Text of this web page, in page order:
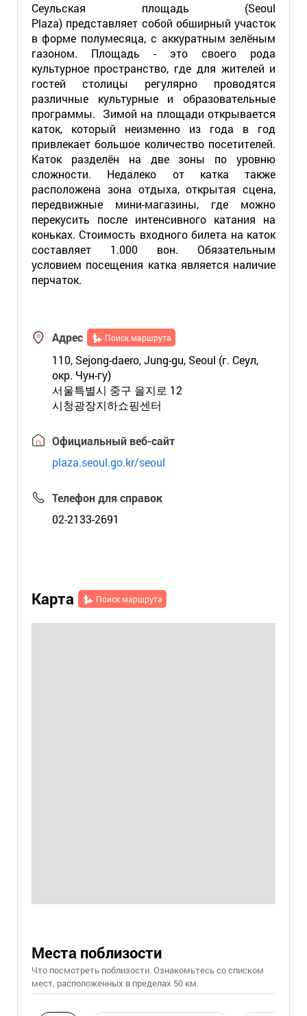
Сеульская площадь (Seoul
Plaza) представляет собой обширный участок
в форме полумесяца, с аккуратным зелёным
газоном. Площадь - это своего рода
культурное пространство, где для жителей и
гостей столицы регулярно проводятся
различные культурные и образовательные
программы. Зимой на площади открывается
каток, который неизменно из года в год
привлекает большое количество посетителей.
Каток разделён на две зоны по уровню
сложности. Недалеко от катка также
расположена зона отдыха, открытая сцена,
передвижные мини-магазины, где можно
перекусить после интенсивного катания на
коньках. Стоимость входного билета на каток
составляет 1.000 вон. Обязательным
условием посещения катка является наличие
перчаток.
Адрес Поиск маршрута
110, Sejong-daero, Jung-gu, Seoul (г. Сеул,
окр. Чун-гу)
서울특별시 중구 을지로 12
시청광장지하쇼핑센터
Официальный веб-сайт
plaza.seoul.go.kr/seoul
Телефон для справок
02-2133-2691
Карта Поиск маршрута
Места поблизости
Что посмотреть поблизости. Ознакомьтесь со списком
мест, расположенных в пределах 50 км.